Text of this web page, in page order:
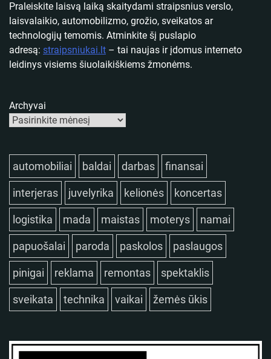
Praleiskite laisvą laiką skaitydami straipsnius verslo,
laisvalaikio, automobilizmo, grožio, sveikatos ar
technologijų temomis. Atminkite šį puslapio
adresą: straipsniukai.lt – tai naujas ir įdomus interneto
leidinys visiems šiuolaikiškiems žmonėms.
Archyvai
automobiliai baldai darbas finansai
interjeras juvelyrika kelionės koncertas
logistika mada maistas moterys namai
papuošalai paroda paskolos paslaugos
pinigai reklama remontas spektaklis
sveikata technika vaikai žemės ūkis